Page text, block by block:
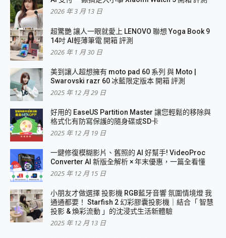
2026 年 3 月 13 日
超驚艷 讓人一眼就愛上 LENOVO 聯想 Yoga Book 9
14吋 AI輕薄筆電 開箱 評測
2026 年 1 月 30 日
美到讓人超想擁有 moto pad 60 系列 與 Moto |
Swarovski razr 60 冰藍限定版本 開箱 評測
2025 年 12 月 29 日
好用的 EaseUS Partition Master 讓您輕鬆的移除與
格式化有防寫保護的隨身碟或SD卡
2025 年 12 月 19 日
一鍵修復模糊影片、舊照的 AI 好幫手! VideoProc
Converter AI 新版全解析 × 年末優惠，一篇全看懂
2025 年 12 月 15 日
小朋友才做選擇 投影機 RGB藍牙音響 氛圍情境燈 我
通通都要！ Starfish 2 幻彩膠囊投影機｜結合「 智慧
投影 & 煥彩流動 」的沈浸式生活新體驗
2025 年 12 月 13 日